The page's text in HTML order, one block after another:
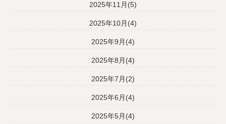
2025年11月(5)
2025年10月(4)
2025年9月(4)
2025年8月(4)
2025年7月(2)
2025年6月(4)
2025年5月(4)